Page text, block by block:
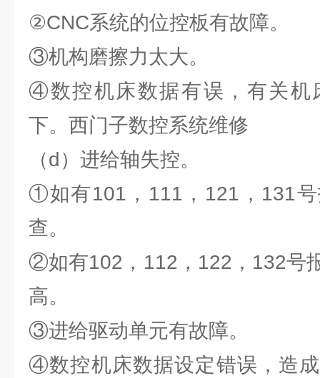
②CNC系统的位控板有故障。
③机构磨擦力太大。
④数控机床数据有误，有关机
下。西门子数控系统维修
（d）进给轴失控。
①如有101，111，121，131
查。
②如有102，112，122，132号
高。
③进给驱动单元有故障。
④数控机床数据设定错误，造